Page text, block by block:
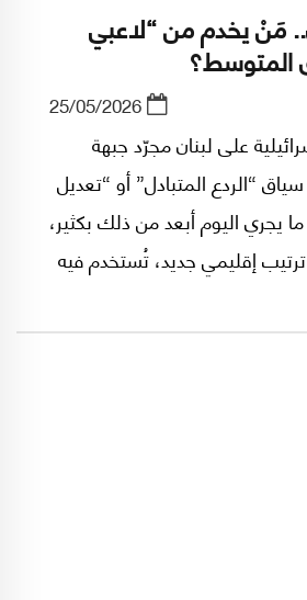
مَنْ يخدم من “لاعبي
المتوسط؟
25/05/2026
على لبنان مجرّد جبهة
“الردع المتبادل” أو “تعديل
يجري اليوم أبعد من ذلك بكثير،
إقليمي جديد، تُستخدم فيه
من دائرة العجز، أو يفتح